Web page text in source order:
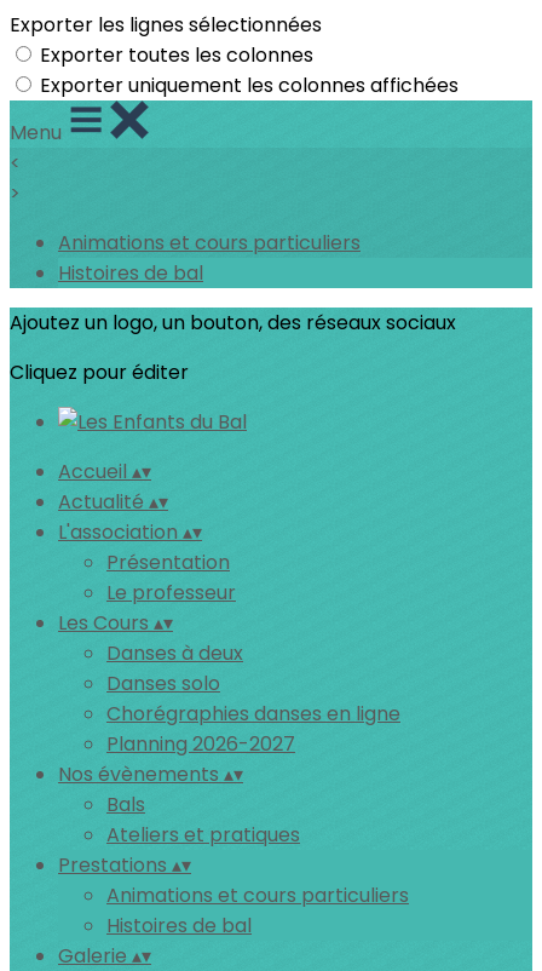
Exporter les lignes sélectionnées
Exporter toutes les colonnes
Exporter uniquement les colonnes affichées
Menu
<
>
Animations et cours particuliers
Histoires de bal
Ajoutez un logo, un bouton, des réseaux sociaux
Cliquez pour éditer
Accueil ▴▾
Actualité ▴▾
L'association ▴▾
Présentation
Le professeur
Les Cours ▴▾
Danses à deux
Danses solo
Chorégraphies danses en ligne
Planning 2026-2027
Nos évènements ▴▾
Bals
Ateliers et pratiques
Prestations ▴▾
Animations et cours particuliers
Histoires de bal
Galerie ▴▾